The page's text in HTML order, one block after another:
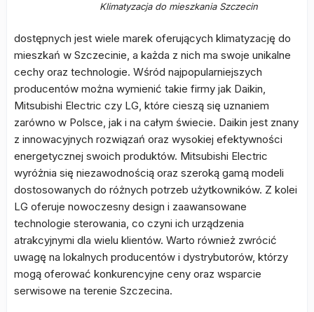
Klimatyzacja do mieszkania Szczecin
dostępnych jest wiele marek oferujących klimatyzację do
mieszkań w Szczecinie, a każda z nich ma swoje unikalne
cechy oraz technologie. Wśród najpopularniejszych
producentów można wymienić takie firmy jak Daikin,
Mitsubishi Electric czy LG, które cieszą się uznaniem
zarówno w Polsce, jak i na całym świecie. Daikin jest znany
z innowacyjnych rozwiązań oraz wysokiej efektywności
energetycznej swoich produktów. Mitsubishi Electric
wyróżnia się niezawodnością oraz szeroką gamą modeli
dostosowanych do różnych potrzeb użytkowników. Z kolei
LG oferuje nowoczesny design i zaawansowane
technologie sterowania, co czyni ich urządzenia
atrakcyjnymi dla wielu klientów. Warto również zwrócić
uwagę na lokalnych producentów i dystrybutorów, którzy
mogą oferować konkurencyjne ceny oraz wsparcie
serwisowe na terenie Szczecina.